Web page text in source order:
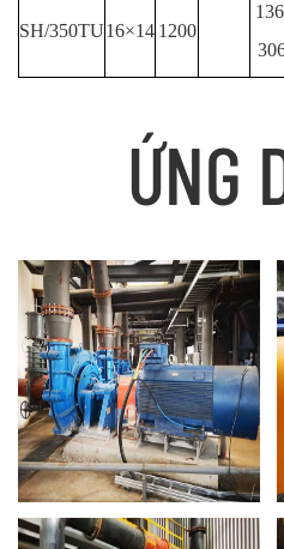
SH/350TU16×14 1200
ỨNG